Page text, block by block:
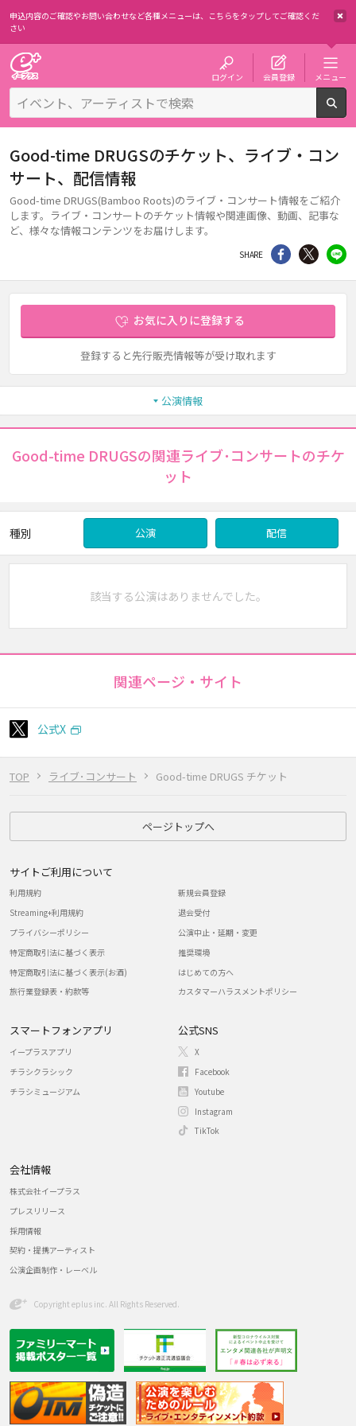
申込内容のご確認やお問い合わせなど各種メニューは、 こちらをタップしてご確認くだ
さい
ログイン 会員登録 メニュー
TOP ライブ･コンサート Good-time DRUGS チケット
Good-time DRUGSのチケット、ライブ・コン
サート、配信情報
Good-time DRUGS(Bamboo Roots)のライブ・コンサート情報をご紹介
します。ライブ・コンサートのチケット情報や関連画像、動画、記事な
ど、様々な情報コンテンツをお届けします。
SHARE シェア Twitter
お気に入りに登録する
登録すると先行販売情報等が受け取れます
公演情報
Good-time DRUGSの関連ライブ･コンサートのチケ
ット
種別 公演 配信
該当する公演はありませんでした。
関連ページ・サイト
公式X
ページトップへ
サイトご利用について
利用規約
Streaming+利用規約
プライバシーポリシー
特定商取引法に基づく表示
特定商取引法に基づく表示(お酒)
旅行業登録表・約款等
新規会員登録
退会受付
公演中止・延期・変更
推奨環境
はじめての方へ
カスタマーハラスメントポリシー
スマートフォンアプリ
イープラスアプリ
チラシクラシック
チラシミュージアム
公式SNS
X
Facebook
Youtube
Instagram
TikTok
会社情報
株式会社イープラス
プレスリリース
採用情報
契約・提携アーティスト
公演企画制作・レーベル
Copyright eplus inc. All Rights Reserved.